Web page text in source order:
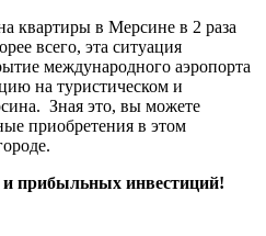
квартиры в Мерсине в 2 раза
всего, эта ситуация
международного аэропорта
на туристическом и
Зная это, вы можете
приобретения в этом
прибыльных инвестиций!